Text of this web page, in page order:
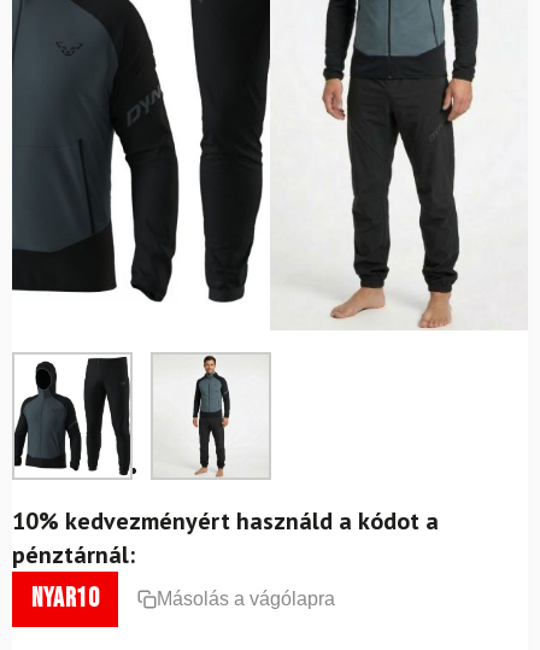
10% kedvezményért használd a kódot a
pénztárnál:
nyar10 Másolás a vágólapra